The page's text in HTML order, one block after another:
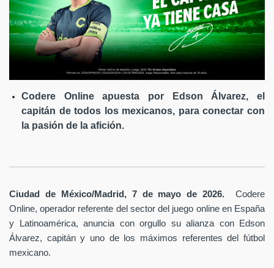
Codere Online apuesta por Edson Álvarez, el
capitán de todos los mexicanos, para conectar con
la pasión de la afición.
Ciudad de México/Madrid, 7 de mayo de 2026. Codere
Online, operador referente del sector del juego online en España
y Latinoamérica, anuncia con orgullo su alianza con Edson
Álvarez, capitán y uno de los máximos referentes del fútbol
mexicano.